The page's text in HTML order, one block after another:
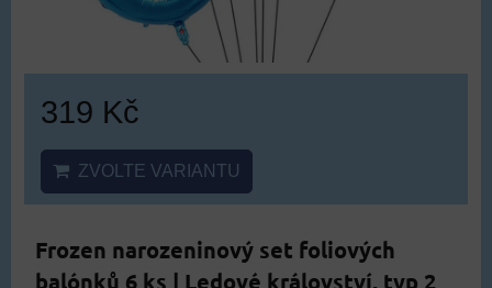
319 Kč
ZVOLTE VARIANTU
Frozen narozeninový set foliových
balónků 6 ks | Ledové království, typ 2